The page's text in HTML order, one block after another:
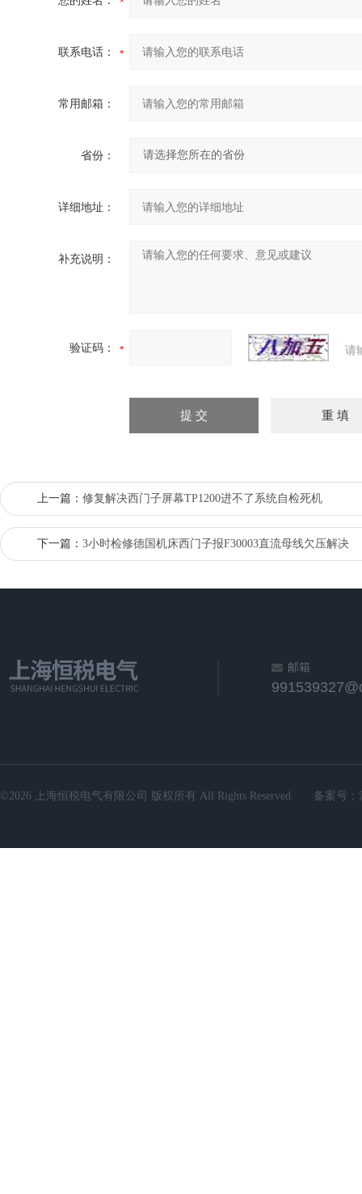
联系电话：
常用邮箱：
省份：
详细地址：
补充说明：
验证码： 请
上一篇： 修复解决西门子屏幕TP1200进不了系统自检死机
下一篇： 3小时检修德国机床西门子报F30003直流母线欠压解决
邮箱
©2026 上海恒税电气有限公司 版权所有 All Rights Reserved. 备案号：